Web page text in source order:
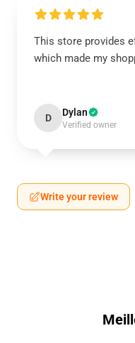
This store provides
which made my
D Dylan
Verified owner
Write your review